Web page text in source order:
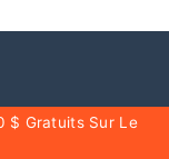
$ Gratuits Sur Le